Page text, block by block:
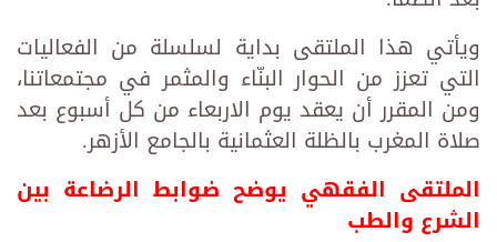
ويأتي هذا الملتقى بداية لسلسلة من الفعاليات
التي تعزز من الحوار البنّاء والمثمر في مجتمعاتنا،
ومن المقرر أن يعقد يوم الاربعاء من كل أسبوع بعد
صلاة المغرب بالظلة العثمانية بالجامع الأزهر.
الملتقى الفقهي يوضح ضوابط الرضاعة بين
الشرع والطب